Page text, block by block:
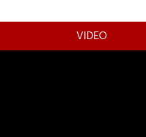
VIDEO